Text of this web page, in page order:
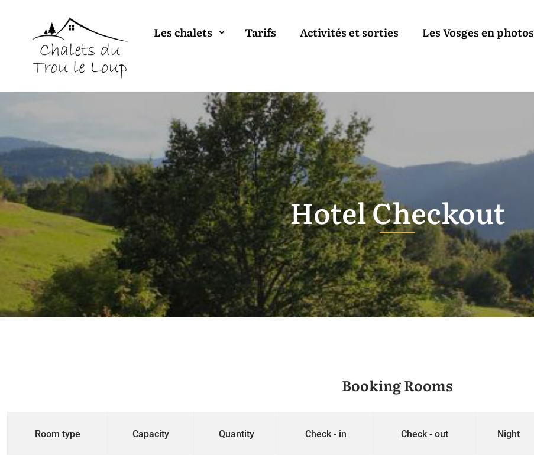
Les chalets Tarifs Activités et sorties Les Vosges en photos
Hotel Checkout
Booking Rooms
Room type Capacity Quantity Check - in Check - out Night